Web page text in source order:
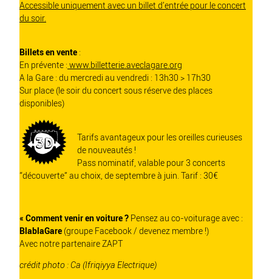
Accessible uniquement avec un billet d’entrée pour le concert
du soir.
Billets en vente :
En prévente : www.billetterie.aveclagare.org
A la Gare : du mercredi au vendredi : 13h30 > 17h30
Sur place (le soir du concert sous réserve des places
disponibles)
Tarifs avantageux pour les oreilles curieuses
de nouveautés !
Pass nominatif, valable pour 3 concerts
“découverte” au choix, de septembre à juin. Tarif : 30€
« Comment venir en voiture ? Pensez au co-voiturage avec :
BlablaGare (groupe Facebook / devenez membre !)
Avec notre partenaireZAPT
crédit photo : Ca (Ifriqiyya Electrique)